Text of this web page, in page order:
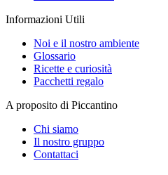
Informazioni Utili
Noi e il nostro ambiente
Glossario
Ricette e curiosità
Pacchetti regalo
A proposito di Piccantino
Chi siamo
Il nostro gruppo
Contattaci